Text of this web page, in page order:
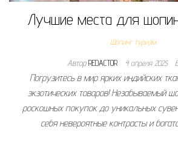
Лучшие места для
Шопинг туризм
АвторREDACTOR 4 апреля 2025
Погрузитесь в мир ярких индийских
экзотических товаров! Незабываемый
роскошных покупок до уникальных
себя невероятные контрасты и